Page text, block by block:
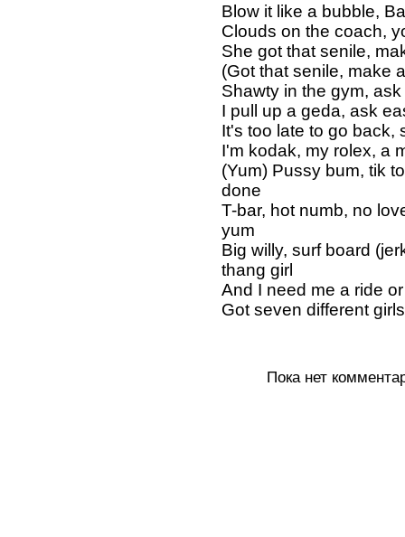
Blow it like a bubble,
Clouds on the coach,
She got that senile,
(Got that senile, make
Shawty in the gym,
I pull up a geda, ask
It's too late to go back,
I'm kodak, my rolex, a
(Yum) Pussy bum, tik
done
T-bar, hot numb, no
yum
Big willy, surf board
thang girl
And I need me a ride
Got seven different
Пока нет